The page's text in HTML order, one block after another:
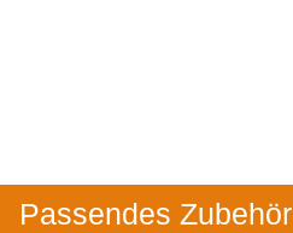
Passendes Zubehör